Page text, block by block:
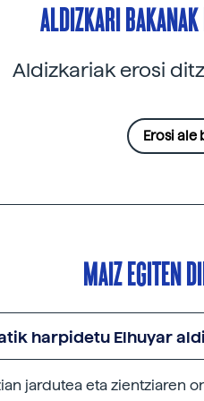
ALDIZKARI
Aldizkariak erosi
Erosi ale
MAIZ EGITEN
harpidetu Elhuyar
jardutea eta zientziaren